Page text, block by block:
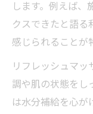
します。例えば、
クスできたと語る
感じられることが
リフレッシュマ
調や肌の状態をし
は水分補給を心が